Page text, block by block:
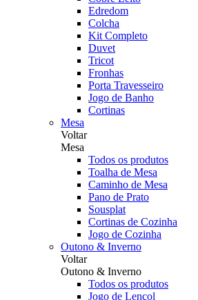
Edredom
Colcha
Kit Completo
Duvet
Tricot
Fronhas
Porta Travesseiro
Jogo de Banho
Cortinas
Mesa
Voltar
Mesa
Todos os produtos
Toalha de Mesa
Caminho de Mesa
Pano de Prato
Sousplat
Cortinas de Cozinha
Jogo de Cozinha
Outono & Inverno
Voltar
Outono & Inverno
Todos os produtos
Jogo de Lençol